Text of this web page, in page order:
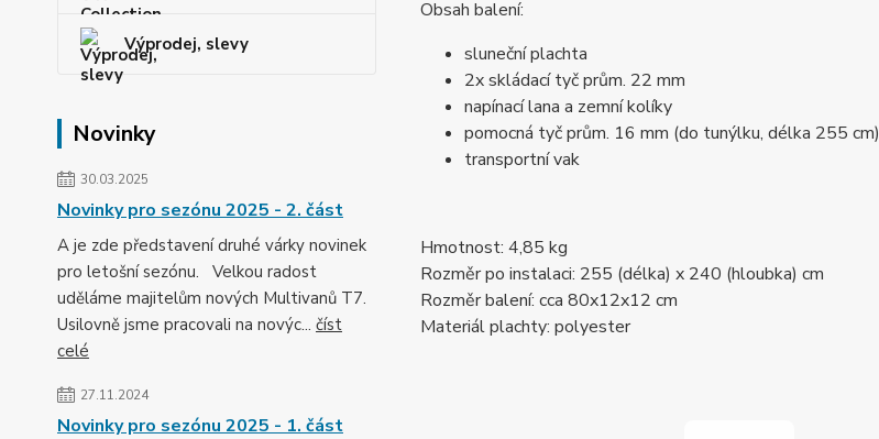
Výprodej, slevy
Novinky
30.03.2025
Novinky pro sezónu 2025 - 2. část
A je zde představení druhé várky novinek
pro letošní sezónu. Velkou radost
uděláme majitelům nových Multivanů T7.
Usilovně jsme pracovali na novýc... číst
celé
27.11.2024
Novinky pro sezónu 2025 - 1. část
Obsah balení:
sluneční plachta
2x skládací tyč prům. 22 mm
napínací lana a zemní kolíky
pomocná tyč prům. 16 mm (do tunýlku, délka 255 cm)
transportní vak
Hmotnost: 4,85 kg
Rozměr po instalaci: 255 (délka) x 240 (hloubka) cm
Rozměr balení: cca 80x12x12 cm
Materiál plachty: polyester